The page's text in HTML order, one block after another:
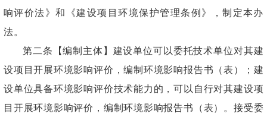
响评价法》和《建设项目环境保护管理条例》，制定本办
法。
第二条【编制主体】建设单位可以委托技术单位对其建
设项目开展环境影响评价，编制环境影响报告书（表）；建
设单位具备环境影响评价技术能力的，可以自行对其建设项
目开展环境影响评价，编制环境影响报告书（表）。接受委